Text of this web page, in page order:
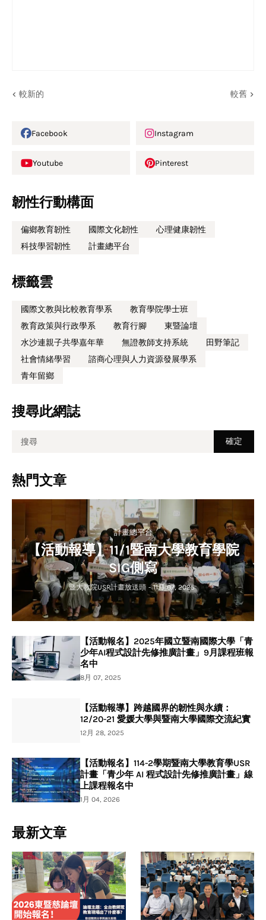
較新的 較舊
Facebook Instagram
Youtube Pinterest
韌性行動構面
偏鄉教育韌性 國際文化韌性
心理健康韌性
科技學習韌性
計畫總平台
標籤雲
國際文教與比較教育學系
教育學院學士班
教育政策與行政學系
教育行腳
東暨論壇
水沙連親子共學嘉年華
無證教師支持系統
田野筆記
社會情緒學習
諮商心理與人力資源發展學系
青年留鄉
搜尋此網誌
熱門文章
計畫總平台
【活動報導】11/1暨南大學教育學院
SIG側寫
暨大教院USR計畫放送頭 - 11月 07, 2025
【活動報名】2025年國立暨南國際大學「青
少年AI程式設計先修推廣計畫」9月課程班報
名中
8月 07, 2025
【活動報導】跨越國界的韌性與永續：
12/20-21 愛媛大學與暨南大學國際交流紀實
12月 28, 2025
【活動報名】114-2學期暨南大學教育學USR
計畫「青少年 AI 程式設計先修推廣計畫」線
上課程報名中
1月 04, 2026
最新文章